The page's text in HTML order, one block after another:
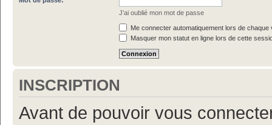
J’ai oublié mon mot de passe
Me connecter automatiquement lors de chaque
Masquer mon statut en ligne lors de cette
INSCRIPTION
Avant de pouvoir vous